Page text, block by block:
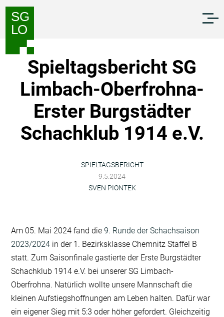
Zum
Inhalt
springen
Zur
Navigation
springen
Spieltagsbericht SG
Limbach-Oberfrohna-
Erster Burgstädter
Schachklub 1914 e.V.
SPIELTAGSBERICHT
9.5.2024
SVEN PIONTEK
Am 05. Mai 2024 fand die 9. Runde der Schachsaison
2023/2024in der 1. Bezirksklasse Chemnitz Staffel B
statt. Zum Saisonfinale gastierte der Erste Burgstädter
Schachklub 1914 e.V. bei unserer SG Limbach-
Oberfrohna. Natürlich wollte unsere Mannschaft die
kleinen Aufstiegshoffnungen am Leben halten. Dafür war
ein eigener Sieg mit 5:3 oder höher gefordert. Gleichzeitig